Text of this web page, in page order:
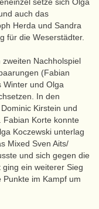
auch das
Herda und Sandra
für die Weserstädter.
Nachholspiel
(Fabian
Winter und Olga
In den
Kirstein und
Fabian Korte konnte
Koczewski unterlag
Mixed Sven Aits/
und sich gegen die
ein weiterer Sieg
im Kampf um